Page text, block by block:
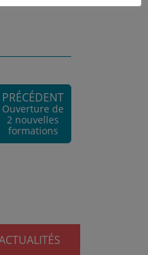
PRÉCÉDENT
Ouverture de
2 nouvelles
formations